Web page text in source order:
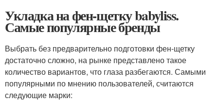
Укладка на фен-щетку babyliss.
Самые популярные бренды
Выбрать без предварительно подготовки фен-щетку
достаточно сложно, на рынке представлено такое
количество вариантов, что глаза разбегаются. Самыми
популярными по мнению пользователей, считаются
следующие марки: